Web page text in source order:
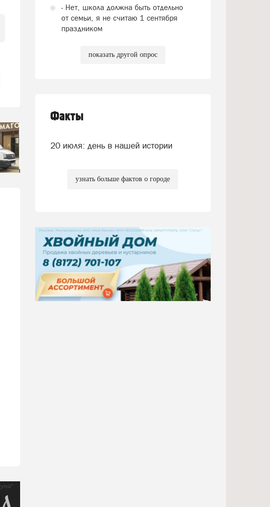
- Нет, школа должна быть отдельно
от семьи, я не считаю 1 сентября
праздником
показать другой опрос
Факты
20 июля: день в нашей истории
узнать больше фактов о городе